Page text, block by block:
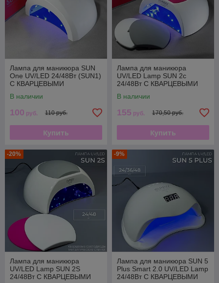
Лампа для маникюра SUN
One UV/LED 24/48Вт (SUN1)
С КВАРЦЕВЫМИ
В наличии
100 руб. 110 руб.
Купить
Лампа для маникюра
UV/LED Lamp SUN 2c
24/48Вт С КВАРЦЕВЫМИ
В наличии
155 руб. 170,50 руб.
Купить
-20%
Лампа для маникюра
UV/LED Lamp SUN 2S
24/48Вт С КВАРЦЕВЫМИ
-9%
Лампа для маникюра SUN 5
Plus Smart 2.0 UV/LED Lamp
24/48Вт С КВАРЦЕВЫМИ